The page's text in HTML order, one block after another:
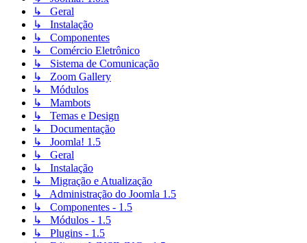
↳ Geral
↳ Instalação
↳ Componentes
↳ Comércio Eletrônico
↳ Sistema de Comunicação
↳ Zoom Gallery
↳ Módulos
↳ Mambots
↳ Temas e Design
↳ Documentação
↳ Joomla! 1.5
↳ Geral
↳ Instalação
↳ Migração e Atualização
↳ Administração do Joomla 1.5
↳ Componentes - 1.5
↳ Módulos - 1.5
↳ Plugins - 1.5